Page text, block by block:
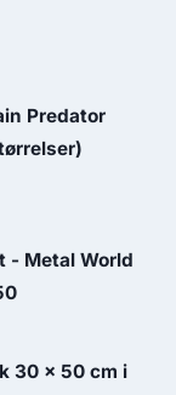
Predator
- Metal World
30 x 50 cm i